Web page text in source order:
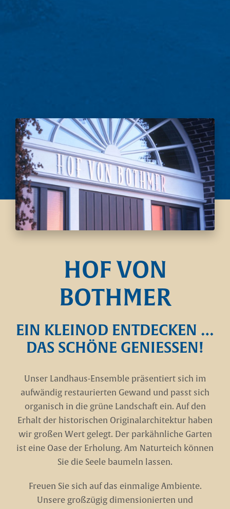
HOF VON
BOTHMER
EIN KLEINOD ENTDECKEN …
DAS SCHÖNE GENIESSEN!
Unser Landhaus-Ensemble präsentiert sich im
aufwändig restaurierten Gewand und passt sich
organisch in die grüne Landschaft ein. Auf den
Erhalt der historischen Originalarchitektur haben
wir großen Wert gelegt. Der parkähnliche Garten
ist eine Oase der Erholung. Am Naturteich können
Sie die Seele baumeln lassen.
Freuen Sie sich auf das einmalige Ambiente.
Unsere großzügig dimensionierten und